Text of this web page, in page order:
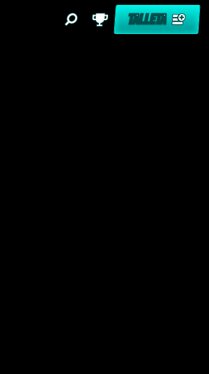
TALLETA